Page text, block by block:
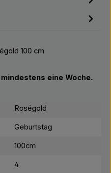
100 cm
eine Woche.
Roségold
Geburtstag
100cm
4